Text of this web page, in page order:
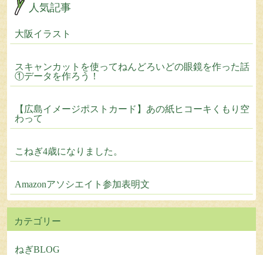
人気記事
大阪イラスト
スキャンカットを使ってねんどろいどの眼鏡を作った話
①データを作ろう！
【広島イメージポストカード】あの紙ヒコーキくもり空
わって
こねぎ4歳になりました。
Amazonアソシエイト参加表明文
カテゴリー
ねぎBLOG